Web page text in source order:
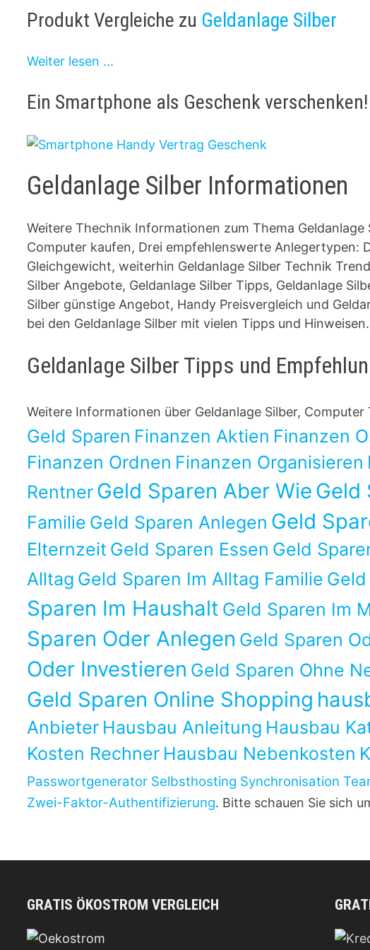
Produkt Vergleiche zu Geldanlage Silber
Weiter lesen ...
Ein Smartphone als Geschenk verschenken!
Geldanlage Silber Informationen
Weitere Thechnik Informationen zum Thema
Computer kaufen, Drei empfehlenswerte Anlegertypen:
Gleichgewicht, weiterhin Geldanlage Silber Technik
Silber Angebote, Geldanlage Silber Tipps, Geldanlage
Silber günstige Angebot, Handy Preisvergleich und
bei den Geldanlage Silber mit vielen Tipps und Hinweisen.
Geldanlage Silber Tipps und
Weitere Informationen über Geldanlage Silber,
Geld Sparen Finanzen Aktien Finanzen
Finanzen Ordnen Finanzen Organisieren
Rentner Geld Sparen Aber Wie Geld
Familie Geld Sparen Anlegen Geld
Elternzeit Geld Sparen Essen Geld
Alltag Geld Sparen Im Alltag Familie
Sparen Im Haushalt Geld Sparen Im
Sparen Oder Anlegen Geld Sparen
Oder Investieren Geld Sparen Ohne
Geld Sparen Online Shopping
Anbieter Hausbau Anleitung Hausbau
Kosten Rechner Hausbau Nebenkosten
Passwortgenerator Selbsthosting Synchronisation
Zwei-Faktor-Authentifizierung. Bitte schauen Sie sich
GRATIS ÖKOSTROM VERGLEICH